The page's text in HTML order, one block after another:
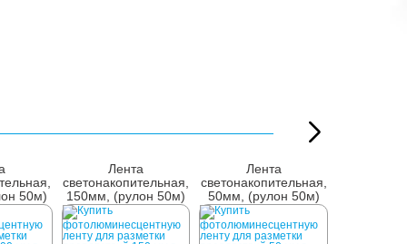
50м)
Лента
светонакопительная,
150мм, (рулон 50м)
Лента
светонакопительная,
50мм, (рулон 50м)